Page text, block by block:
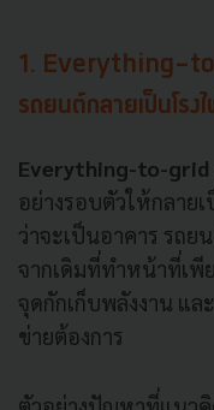
1. Everything-
รถยนต์กลายเป็นโรง
Everything-to-grid
อย่างรอบตัวให้กลาย
ว่าจะเป็นอาคาร รถย
จากเดิมที่ทำหน้าที่เพี
จุดกักเก็บพลังงาน แล
ข่ายต้องการ